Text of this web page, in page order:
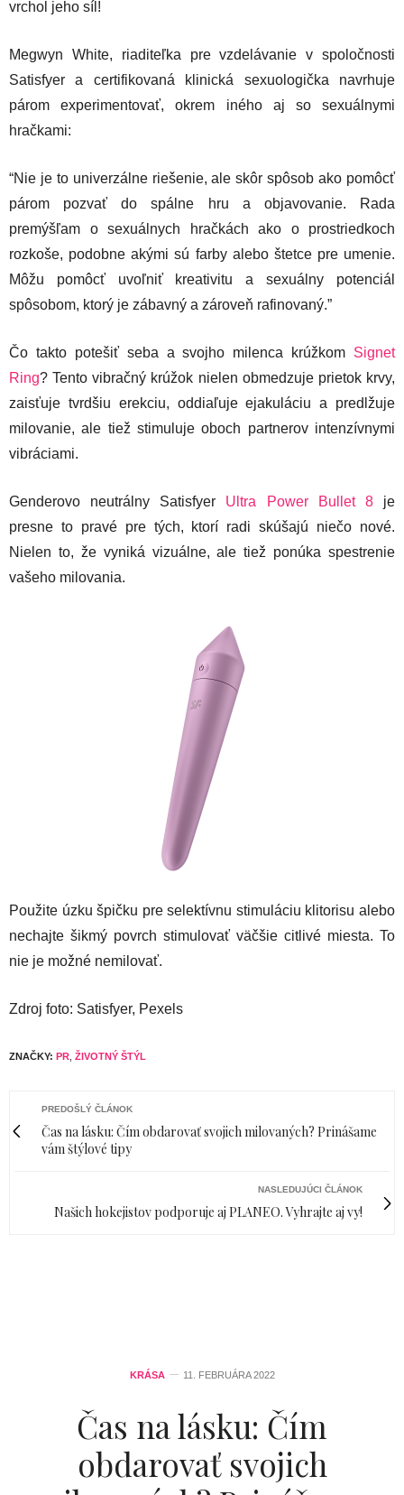
vrchol jeho síl!
Megwyn White, riaditeľka pre vzdelávanie v spoločnosti
Satisfyer a certifikovaná klinická sexuologička navrhuje
párom experimentovať, okrem iného aj so sexuálnymi
hračkami:
“Nie je to univerzálne riešenie, ale skôr spôsob ako pomôcť
párom pozvať do spálne hru a objavovanie. Rada
premýšľam o sexuálnych hračkách ako o prostriedkoch
rozkoše, podobne akými sú farby alebo štetce pre umenie.
Môžu pomôcť uvoľniť kreativitu a sexuálny potenciál
spôsobom, ktorý je zábavný a zároveň rafinovaný.”
Čo takto potešiť seba a svojho milenca krúžkom Signet
Ring? Tento vibračný krúžok nielen obmedzuje prietok krvy,
zaisťuje tvrdšiu erekciu, oddiaľuje ejakuláciu a predlžuje
milovanie, ale tiež stimuluje oboch partnerov intenzívnymi
vibráciami.
Genderovo neutrálny Satisfyer Ultra Power Bullet 8je
presne to pravé pre tých, ktorí radi skúšajú niečo nové.
Nielen to, že vyniká vizuálne, ale tiež ponúka spestrenie
vašeho milovania.
Použite úzku špičku pre selektívnu stimuláciu klitorisu alebo
nechajte šikmý povrch stimulovať väčšie citlivé miesta. To
nie je možné nemilovať.
Zdroj foto: Satisfyer, Pexels
ZNAČKY: PR ŽIVOTNÝ ŠTÝL
PREDOŠLÝ ČLÁNOK
Čas na lásku: Čím obdarovať svojich milovaných? Prinášame
vám štýlové tipy
NASLEDUJÚCI ČLÁNOK
Našich hokejistov podporuje aj PLANEO. Vyhrajte aj vy!
KRÁSA 11. FEBRUÁRA 2022
Čas na lásku: Čím
obdarovať svojich